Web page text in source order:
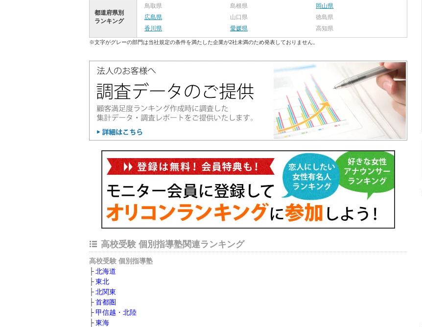
都道府県別
ランキング
鳥取県 島根県
岡山県
広島県
山口県
徳島県
香川県
愛媛県 高知県
※文字がグレーの部門は当社規定の条件を満たした企業が2社未満のため発表しておりません。
高校受験 個別指導塾関連ランキング
高校受験 個別指導塾
北海道
東北
北関東
首都圏
甲信越・北陸
東海